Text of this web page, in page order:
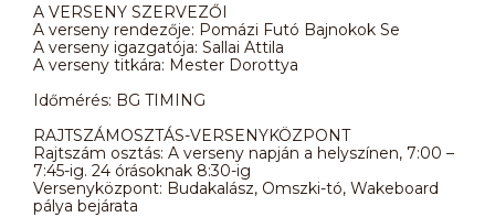
A VERSENY SZERVEZŐI
A verseny rendezője: Pomázi Futó Bajnokok Se
A verseny igazgatója: Sallai Attila
A verseny titkára: Mester Dorottya
Időmérés: BG TIMING
RAJTSZÁMOSZTÁS-VERSENYKÖZPONT
Rajtszám osztás: A verseny napján a helyszínen, 7:00 –
7:45-ig. 24 órásoknak 8:30-ig
Versenyközpont: Budakalász, Omszki-tó, Wakeboard
pálya bejárata